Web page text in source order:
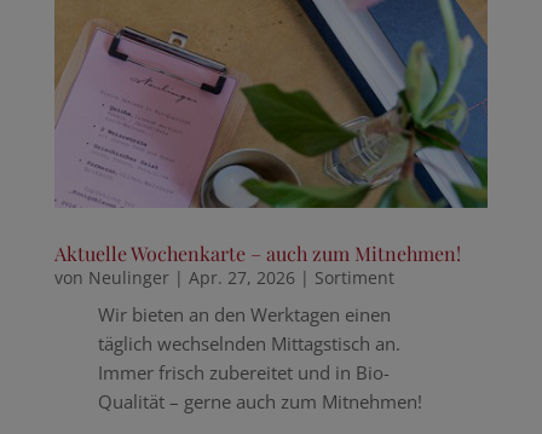
Aktuelle Wochenkarte – auch zum Mitnehmen!
von Neulinger| Apr. 27, 2026 | Sortiment
Wir bieten an den Werktagen einen
täglich wechselnden Mittagstisch an.
Immer frisch zubereitet und in Bio-
Qualität – gerne auch zum Mitnehmen!